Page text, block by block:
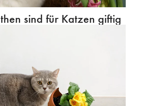
sind für Katzen giftig